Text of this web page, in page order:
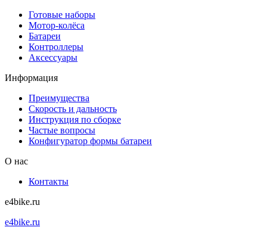
Готовые наборы
Мотор-колёса
Батареи
Контроллеры
Аксессуары
Информация
Преимущества
Скорость и дальность
Инструкция по сборке
Частые вопросы
Конфигуратор формы батареи
О нас
Контакты
e4bike.ru
e4bike.ru